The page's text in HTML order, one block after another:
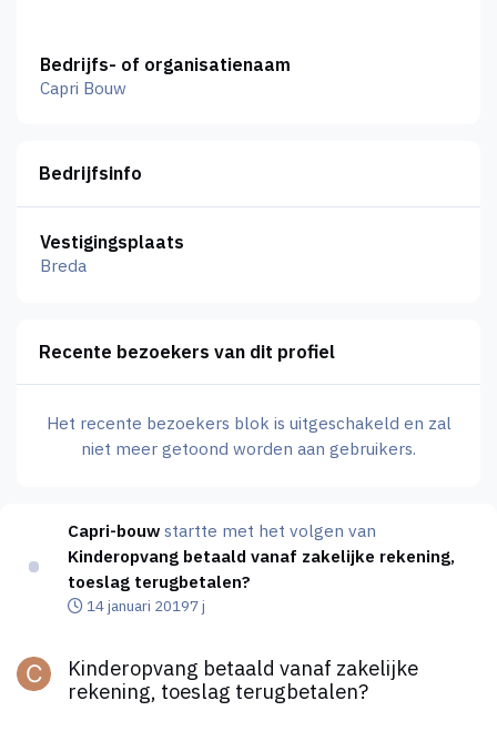
Bedrijfs- of organisatienaam
Capri Bouw
Bedrijfsinfo
Vestigingsplaats
Breda
Recente bezoekers van dit profiel
Het recente bezoekers blok is uitgeschakeld en zal
niet meer getoond worden aan gebruikers.
Capri-bouw startte met het volgen van
Kinderopvang betaald vanaf zakelijke rekening,
toeslag terugbetalen?
14 januari 20197 j
Kinderopvang betaald vanaf zakelijke
rekening, toeslag terugbetalen?